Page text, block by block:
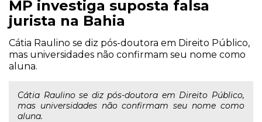
MP investiga suposta falsa
jurista na Bahia
Cátia Raulino se diz pós-doutora em Direito Público,
mas universidades não confirmam seu nome como
aluna.
Cátia Raulino se diz pós-doutora em Direito Público,
mas universidades não confirmam seu nome como
aluna.